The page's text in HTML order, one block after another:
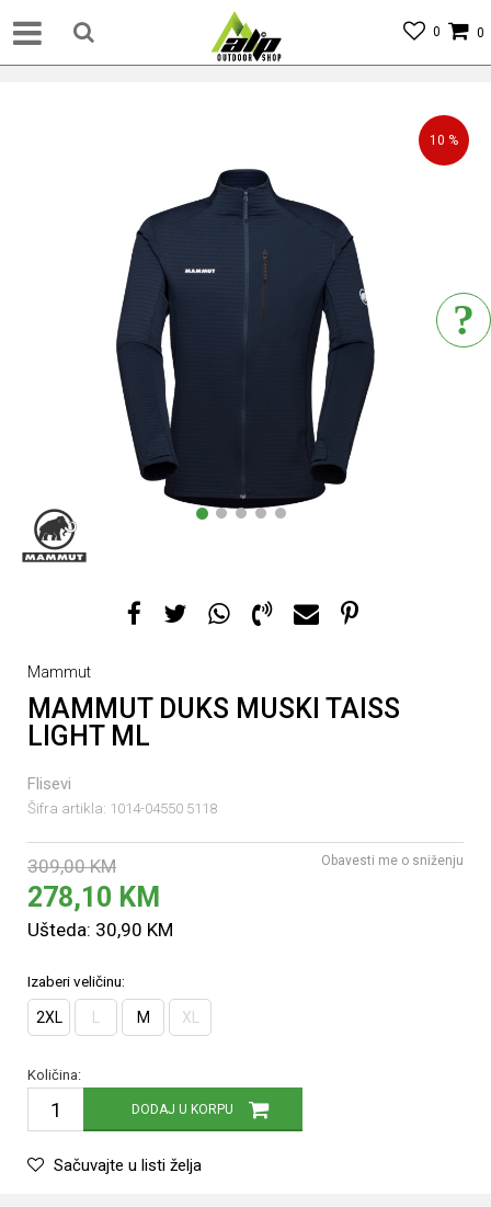
0
0
1 2 3 4 5
10 %
Mammut
MAMMUT DUKS MUSKI TAISS
LIGHT ML
Flisevi
Šifra artikla: 1014-04550 5118
309,00 KM
278,10 KM
Ušteda: 30,90 KM
Obavesti me o sniženju
Izaberi veličinu:
2XL M XL
Količina:
DODAJ U KORPU
Sačuvajte u listi želja